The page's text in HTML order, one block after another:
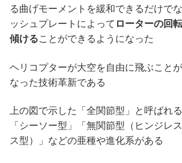
る曲げモーメントを緩和できるだけで
ッシュプレートによって ローターの回
傾けることができるようになった
ヘリコプターが大空を自由に飛ぶこと
なった技術革新である
上の図で示した「全関節型」と呼ばれ
「シーソー型」「無関節型（ヒンジレ
ス型）」などの亜種や進化系がある